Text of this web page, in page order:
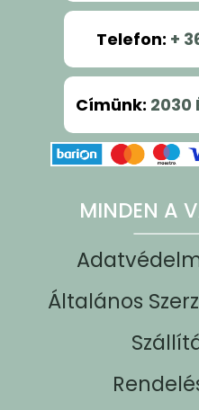
MINDEN A
Általános
Telefon: +
Címünk: 2030